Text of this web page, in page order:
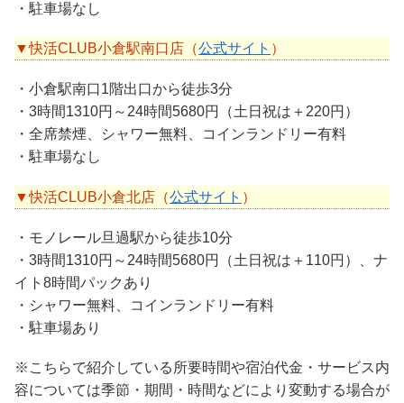
・駐車場なし
▼快活CLUB小倉駅南口店（公式サイト ）
・小倉駅南口1階出口から徒歩3分
・3時間1310円～24時間5680円（土日祝は＋220円）
・全席禁煙、シャワー無料、コインランドリー有料
・駐車場なし
▼快活CLUB小倉北店（公式サイト ）
・モノレール旦過駅から徒歩10分
・3時間1310円～24時間5680円（土日祝は＋110円）、ナ
イト8時間パックあり
・シャワー無料、コインランドリー有料
・駐車場あり
※こちらで紹介している所要時間や宿泊代金・サービス内
容については季節・期間・時間などにより変動する場合が